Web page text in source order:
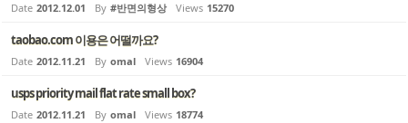
Date 2012.12.01 By #반면의형상 Views 15270
taobao.com 이용은 어떨까요?
Date 2012.11.21 By omal Views 16904
usps priority mail flat rate small box?
Date 2012.11.21 By omal Views 18774